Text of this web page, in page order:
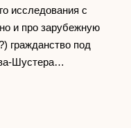
исследования с
и про зарубежную
гражданство под
Шустера…